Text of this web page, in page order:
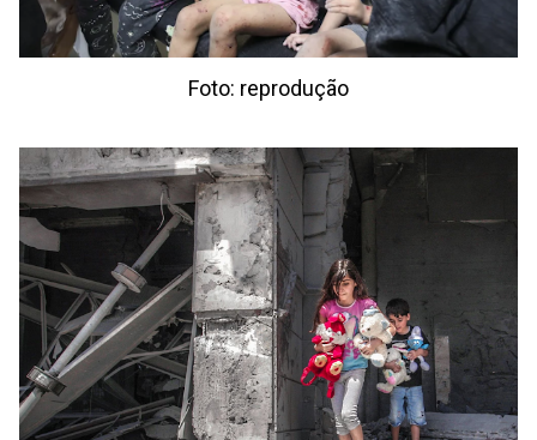
Foto: reprodução